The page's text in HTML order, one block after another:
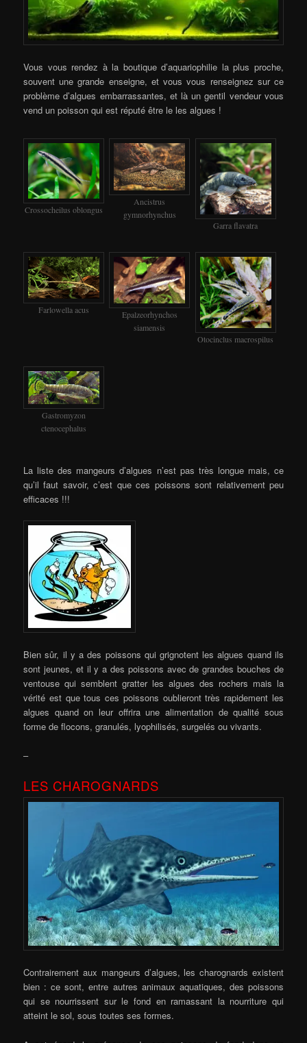
Vous vous rendez à la boutique d’aquariophilie la plus proche,
souvent une grande enseigne, et vous vous renseignez sur ce
problème d’algues embarrassantes, et là un gentil vendeur vous
vend un poisson qui est réputé être le les algues !
Crossocheilus oblongus
Ancistrus
gymnorhynchus
Garra flavatra
Farlowella acus
Epalzeorhynchos
siamensis
Otocinclus macrospilus
Gastromyzon
ctenocephalus
La liste des mangeurs d’algues n’est pas très longue mais, ce
qu’il faut savoir, c’est que ces poissons sont relativement peu
efficaces !!!
Bien sûr, il y a des poissons qui grignotent les algues quand ils
sont jeunes, et il y a des poissons avec de grandes bouches de
ventouse qui semblent gratter les algues des rochers mais la
vérité est que tous ces poissons oublieront très rapidement les
algues quand on leur offrira une alimentation de qualité sous
forme de flocons, granulés, lyophilisés, surgelés ou vivants.
–
LES CHAROGNARDS
Contrairement aux mangeurs d’algues, les charognards existent
bien : ce sont, entre autres animaux aquatiques, des poissons
qui se nourrissent sur le fond en ramassant la nourriture qui
atteint le sol, sous toutes ses formes.